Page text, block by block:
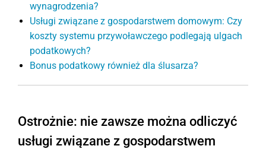
wynagrodzenia?
Usługi związane z gospodarstwem domowym: Czy
koszty systemu przywoławczego podlegają ulgach
podatkowych?
Bonus podatkowy również dla ślusarza?
Ostrożnie: nie zawsze można odliczyć
usługi związane z gospodarstwem